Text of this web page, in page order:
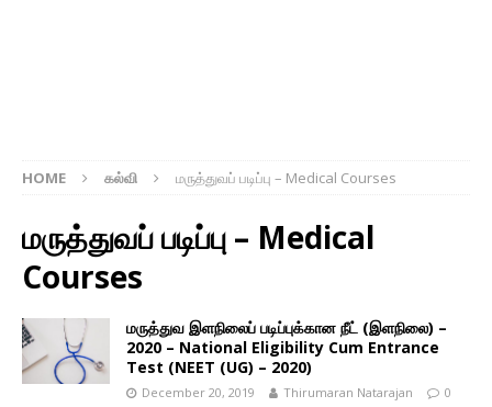
HOME கல்வி மருத்துவப் படிப்பு – Medical Courses
மருத்துவப் படிப்பு – Medical
Courses
மருத்துவ இளநிலைப் படிப்புக்கான நீட் (இளநிலை) –
2020 – National Eligibility Cum Entrance
Test (NEET (UG) – 2020)
December 20, 2019 Thirumaran Natarajan 0